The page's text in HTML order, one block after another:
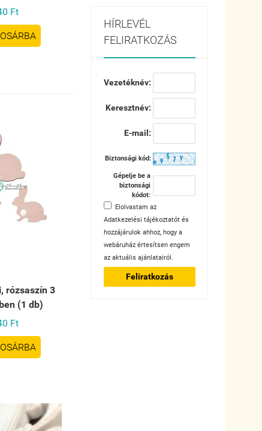
Ft
rózsaszín 3
(1 db)
Ft
HÍRLEVÉL
FELIRATKOZÁS
Vezetéknév:
Keresztnév:
E-mail:
Biztonsági kód:
Gépelje be a
biztonsági
kódot:
Elolvastam az
Adatkezelési tájékoztatótés
hozzájárulok ahhoz, hogy a
webáruház értesítsen engem
az aktuális ajánlatairól.
Feliratkozás